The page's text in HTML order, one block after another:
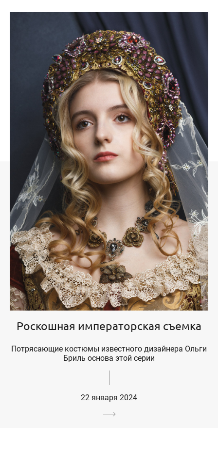
Роскошная императорская съемка
Потрясающие костюмы известного дизайнера Ольги
Бриль основа этой серии
22 января 2024